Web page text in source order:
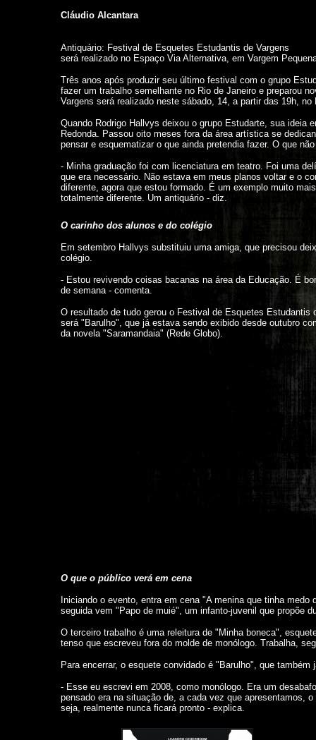
Cláudio Alcantara
Antiquário: Festival de Esquetes Estudantis de Vargens
será realizado no Espaço Via Alternativa, em Vargem
Três anos após produzir seu último festival com o grupo
fazer um trabalho semelhante no Rio de Janeiro e preparou
Vargens será realizado neste sábado, 14, a partir das 19h,
Quando Rodrigo Hallvys deixou o grupo Estudarte, sua ideia
Redonda. Passou oito meses fora da área artística se
pensar e esquematizar o que ainda pretendia fazer. O que
- Minha graduação foi com licenciatura em teatro. Foi uma
que era necessário. Não estava em meus planos voltar e o
diferente, agora que estou formado. É um exemplo muito
totalmente diferente. Um antiquário - diz.
O carinho dos alunos e do colégio
Em setembro Hallvys substituiu uma amiga, que precisou
colégio.
- Estou revivendo coisas bacanas na área da Educação. É
de semana - comenta.
O resultado de tudo gerou o Festival de Esquetes
será "Barulho", que já estava sendo exibido desde outubro
da novela "Saramandaia" (Rede Globo).
O que o público verá em cena
Iniciando o evento, entra em cena "A menina que tinha
seguida vem "Papo de muié", um infanto-juvenil que propõe
O terceiro trabalho é uma releitura de "Minha boneca",
tenso que escreveu fora do molde de monólogo. Trabalha,
Para encerrar, o esquete convidado é "Barulho", que
- Esse eu escrevi em 2008, como monólogo. Era um
pensado era na situação de, a cada vez que apresentamos,
seja, realmente nunca ficará pronto - explica.